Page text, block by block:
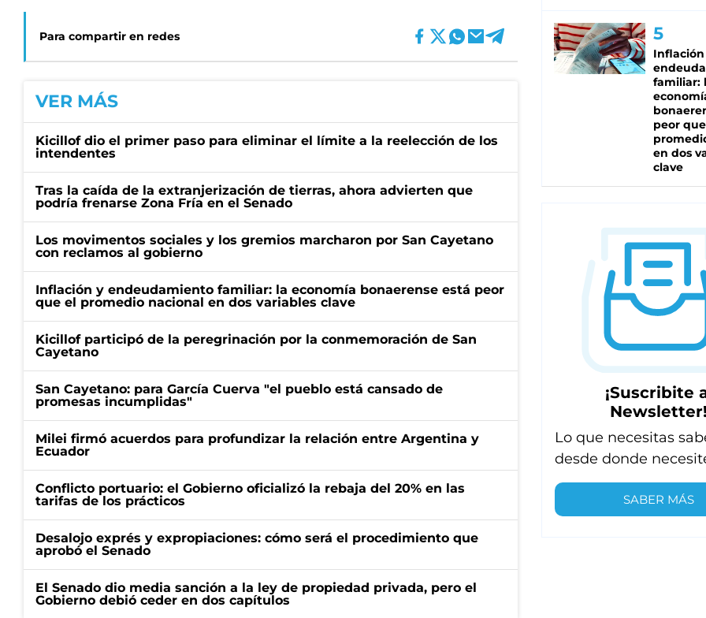
Para compartir en redes
VER MÁS
Kicillof dio el primer paso para eliminar el límite a la reelección de los
intendentes
Tras la caída de la extranjerización de tierras, ahora advierten que
podría frenarse Zona Fría en el Senado
Los movimentos sociales y los gremios marcharon por San Cayetano
con reclamos al gobierno
Inflación y endeudamiento familiar: la economía bonaerense está peor
que el promedio nacional en dos variables clave
Kicillof participó de la peregrinación por la conmemoración de San
Cayetano
San Cayetano: para García Cuerva "el pueblo está cansado de
promesas incumplidas"
Milei firmó acuerdos para profundizar la relación entre Argentina y
Ecuador
Conflicto portuario: el Gobierno oficializó la rebaja del 20% en las
tarifas de los prácticos
Desalojo exprés y expropiaciones: cómo será el procedimiento que
aprobó el Senado
El Senado dio media sanción a la ley de propiedad privada, pero el
Gobierno debió ceder en dos capítulos
Inflación
familiar:
peor
en dos
clave
¡Suscribite
Newsletter!
Lo que necesitas
desde donde
SABER MÁS